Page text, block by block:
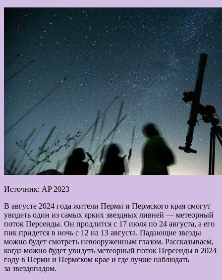
Источник: AP 2023
В августе 2024 года жители Перми и Пермского края смогут
увидеть один из самых ярких звездных ливней — метеорный
поток Персеиды. Он продлится с 17 июля по 24 августа, а его
пик придется в ночь с 12 на 13 августа. Падающие звезды
можно будет смотреть невооруженным глазом. Рассказываем,
когда можно будет увидеть метеорный поток Персеиды в 2024
году в Перми и Пермском крае и где лучше наблюдать
за звездопадом.